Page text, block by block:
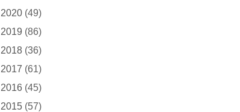
2020 (49)
2019 (86)
2018 (36)
2017 (61)
2016 (45)
2015 (57)